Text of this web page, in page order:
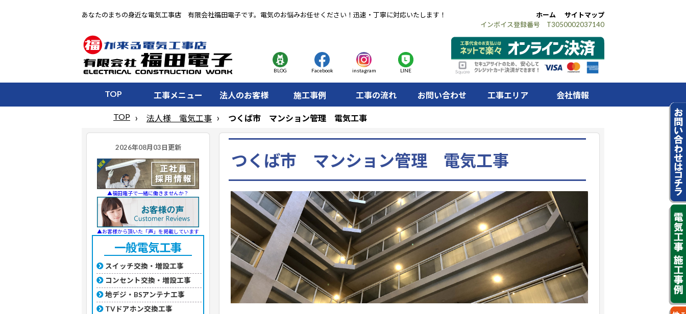
あなたのまちの身近な電気工事店 有限会社福田電子です。電気のお悩みお任せください！迅速・丁寧に対応いたします！ ホーム
サイトマップ
インボイス登録番号 T3050002037140
BLOG Facebook instagram LINE
TOP 工事メニュー 法人のお客様 施工事例 工事の流れ お問い合わせ 工事エリア 会社情報
TOP 法人様 電気工事 つくば市 マンション管理 電気工事
▲福田電子で一緒に働きませんか？
▲お客様から頂いた「声」を掲載しています
一般電気工事
スイッチ交換・増設工事
コンセント交換・増設工事
地デジ・BSアンテナ工事
TVドアホン交換工事
つくば市 マンション管理 電気工事